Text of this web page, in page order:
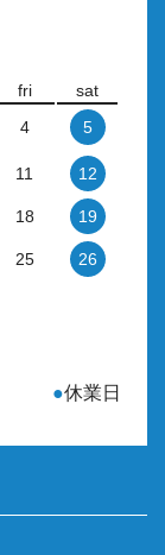
fri
sat
4 5
11 12
18 19
25 26
●休業日